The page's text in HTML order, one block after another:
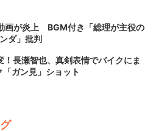
画が炎上 BGM付き「総理が主役の
ダ」批判
長瀬智也、真剣表情でバイクにま
ガン見」ショット